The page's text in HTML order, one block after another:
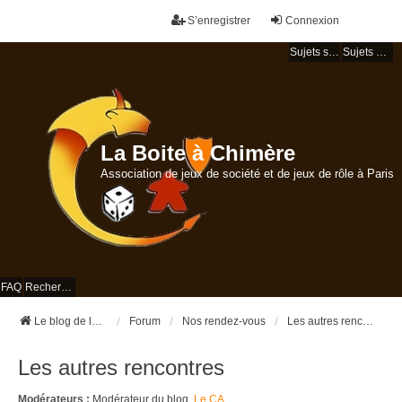
Connexion
S’enregistrer
Sujets sans réponse Sujets actifs
La Boite à Chimère
Association de jeux de société et de jeux de rôle à Paris
FAQ Rechercher
Le blog de la Boite à Chimère Forum Nos rendez-vous Les autres rencontres
Les autres rencontres
Modérateurs : Modérateur du blog Le CA